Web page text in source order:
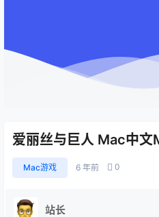
爱丽丝与巨人 Mac中文
Mac游戏 6 年前 0
站长